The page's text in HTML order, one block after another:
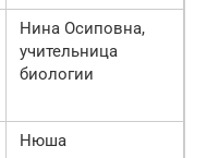
Нина Осиповна,
учительница
биологии
Нюша